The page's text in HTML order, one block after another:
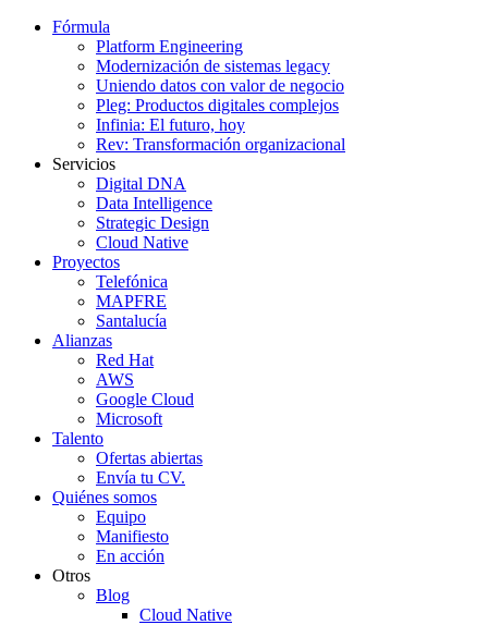
Fórmula
Platform Engineering
Modernización de sistemas legacy
Uniendo datos con valor de negocio
Pleg: Productos digitales complejos
Infinia: El futuro, hoy
Rev: Transformación organizacional
Servicios
Digital DNA
Data Intelligence
Strategic Design
Cloud Native
Proyectos
Telefónica
MAPFRE
Santalucía
Alianzas
Red Hat
AWS
Google Cloud
Microsoft
Talento
Ofertas abiertas
Envía tu CV.
Quiénes somos
Equipo
Manifiesto
En acción
Otros
Blog
Cloud Native